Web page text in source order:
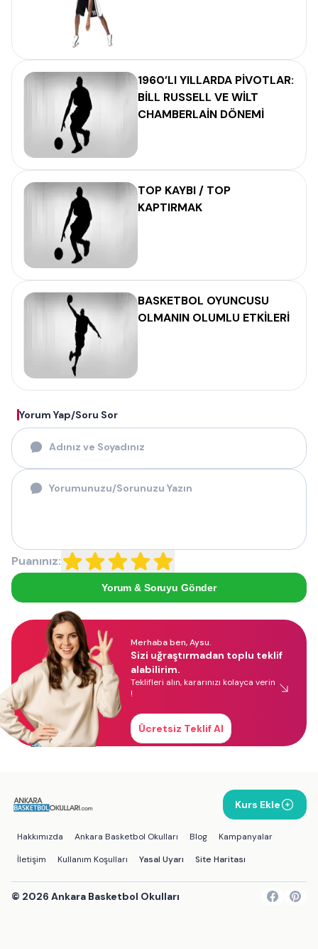
1960’LI YILLARDA PİVOTLAR:
BİLL RUSSELL VE WİLT
CHAMBERLAİN DÖNEMİ
TOP KAYBI / TOP
KAPTIRMAK
BASKETBOL OYUNCUSU
OLMANIN OLUMLU ETKİLERİ
Yorum Yap/Soru Sor
Puanınız:
Yorum & Soruyu Gönder
Merhaba ben, Aysu.
Sizi uğraştırmadan toplu teklif
alabilirim.
Teklifleri alın, kararınızı kolayca verin
!
Ücretsiz Teklif Al
Kurs Ekle
Hakkımızda Ankara Basketbol Okulları Blog
Kampanyalar
İletişim
Kullanım Koşulları Yasal Uyarı Site Haritası
© 2026 Ankara Basketbol Okulları